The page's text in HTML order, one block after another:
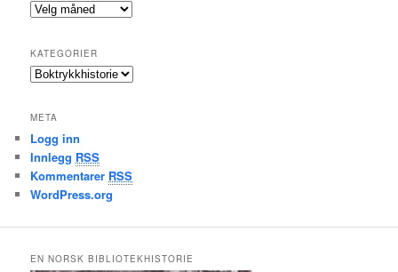
A
i
v
KATEGORIER
K
e
g
o
r
i
r
META
Logg inn
Innlegg RSS
Kommentarer RSS
WordPress.org
EN NORSK BIBLIOTEKHISTORIE